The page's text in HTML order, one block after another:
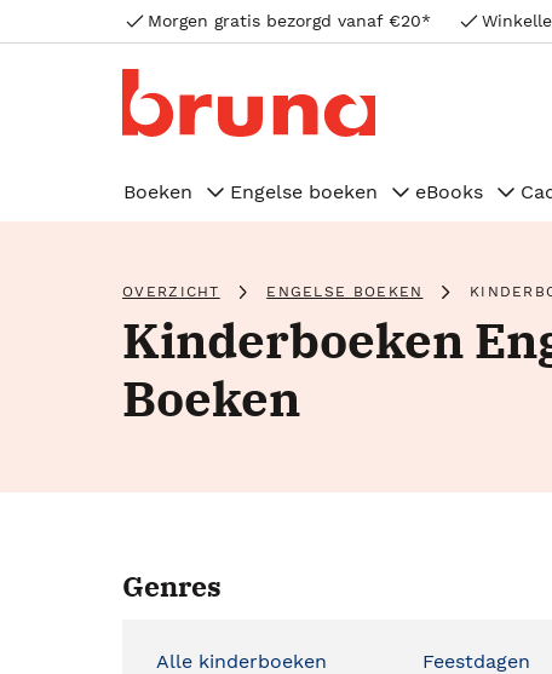
Morgen gratis bezorgd vanaf €20*
Boeken Engelse boeken eBooks
OVERZICHT ENGELSE BOEKEN
Kinderboeken
Boeken
Genres
Alle kinderboeken
Feestdagen